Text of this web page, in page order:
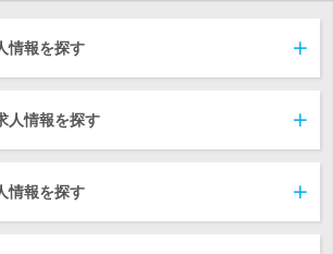
情報を探す
人情報を探す
情報を探す